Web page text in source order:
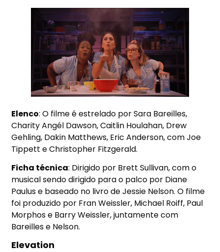
Elenco: O filme é estrelado por Sara Bareilles,
Charity Angél Dawson, Caitlin Houlahan, Drew
Gehling, Dakin Matthews, Eric Anderson, com Joe
Tippett e Christopher Fitzgerald.
Ficha técnica: Dirigido por Brett Sullivan, com o
musical sendo dirigido para o palco por Diane
Paulus e baseado no livro de Jessie Nelson. O filme
foi produzido por Fran Weissler, Michael Roiff, Paul
Morphos e Barry Weissler, juntamente com
Bareilles e Nelson.
Elevation